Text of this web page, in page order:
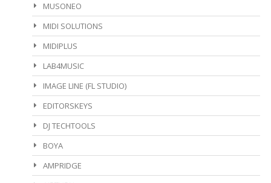
MUSONEO
MIDI SOLUTIONS
MIDIPLUS
LAB4MUSIC
IMAGE LINE (FL STUDIO)
EDITORSKEYS
DJ TECHTOOLS
BOYA
AMPRIDGE